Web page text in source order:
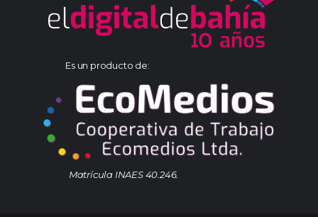
Es un producto de:
Matrícula INAES 40.246.